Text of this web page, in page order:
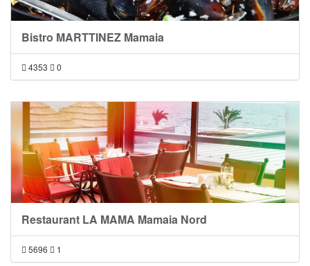
Bistro MARTTINEZ Mamaia
4353 0
Restaurant LA MAMA Mamaia Nord
5696 1